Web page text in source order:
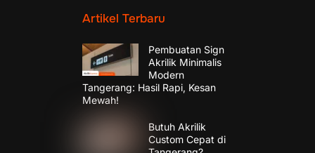
Artikel Terbaru
Pembuatan Sign
Akrilik Minimalis
Modern
Tangerang: Hasil Rapi, Kesan
Mewah!
Butuh Akrilik
Custom Cepat di